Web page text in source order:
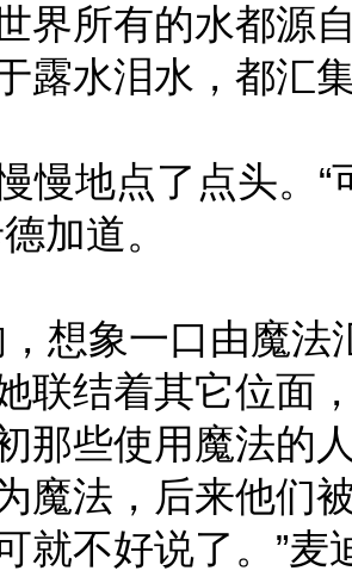
界所有的水都源
露水泪水，都汇
慢地点了点头。“
加道。
想象一口由魔法
联结着其它位面
那些使用魔法的
魔法，后来他们
就不好说了。”